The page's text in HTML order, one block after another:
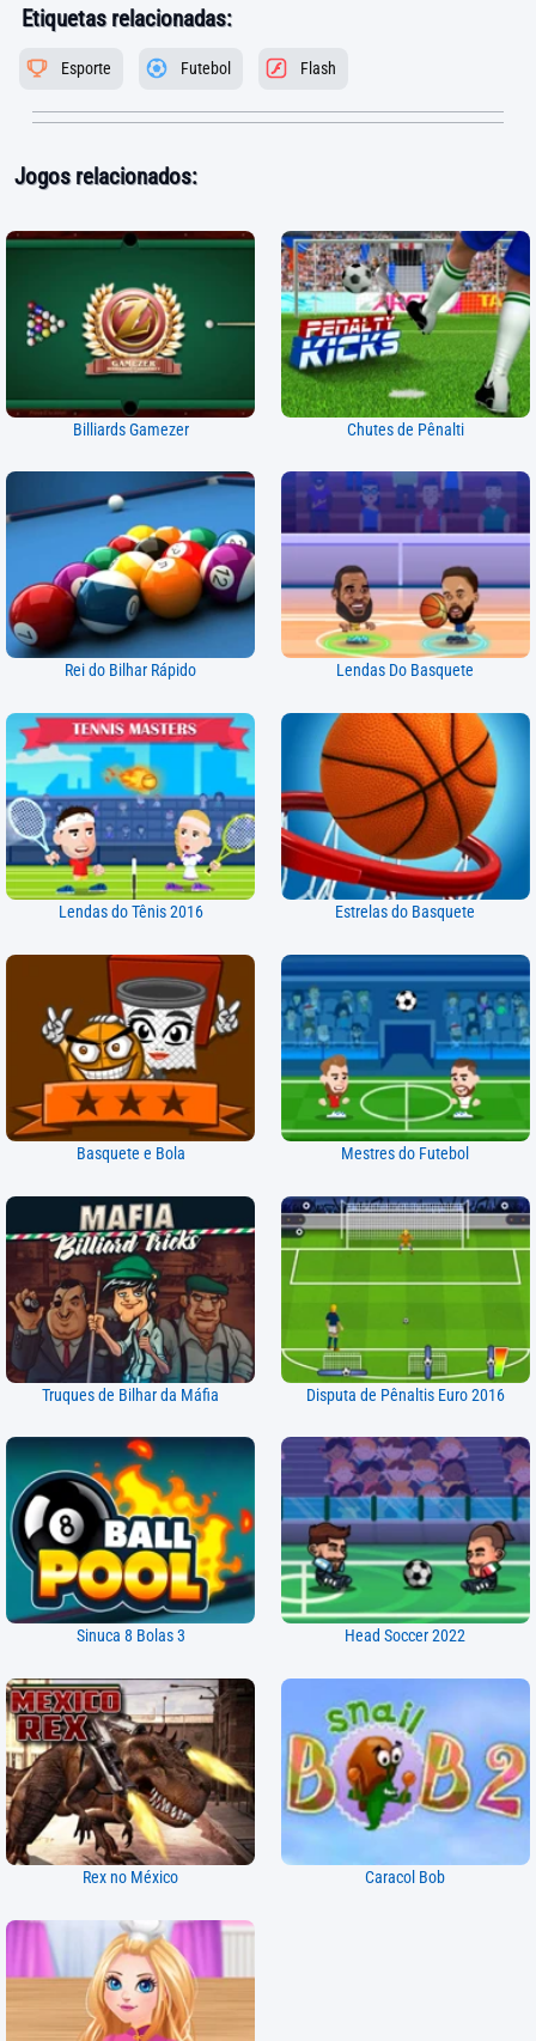
Etiquetas relacionadas:
Esporte Futebol Flash
Jogos relacionados:
Billiards Gamezer Chutes de Pênalti
Rei do Bilhar Rápido Lendas Do Basquete
Lendas do Tênis 2016 Estrelas do Basquete
Basquete e Bola Mestres do Futebol
Truques de Bilhar da Máfia Disputa de Pênaltis Euro 2016
Sinuca 8 Bolas 3 Head Soccer 2022
Rex no México Caracol Bob